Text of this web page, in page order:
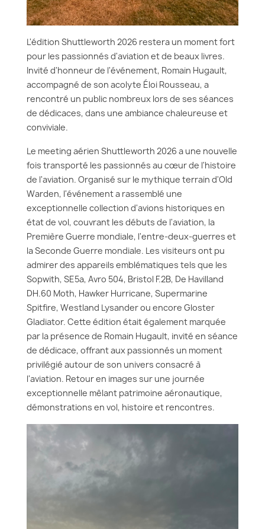
L'édition Shuttleworth 2026 restera un moment fort
pour les passionnés d'aviation et de beaux livres.
Invité d'honneur de l'événement, Romain Hugault,
accompagné de son acolyte Éloi Rousseau, a
rencontré un public nombreux lors de ses séances
de dédicaces, dans une ambiance chaleureuse et
conviviale.
Le meeting aérien Shuttleworth 2026 a une nouvelle
fois transporté les passionnés au cœur de l'histoire
de l'aviation. Organisé sur le mythique terrain d'Old
Warden, l'événement a rassemblé une
exceptionnelle collection d'avions historiques en
état de vol, couvrant les débuts de l'aviation, la
Première Guerre mondiale, l'entre-deux-guerres et
la Seconde Guerre mondiale. Les visiteurs ont pu
admirer des appareils emblématiques tels que les
Sopwith, SE5a, Avro 504, Bristol F.2B, De Havilland
DH.60 Moth, Hawker Hurricane, Supermarine
Spitfire, Westland Lysander ou encore Gloster
Gladiator. Cette édition était également marquée
par la présence de Romain Hugault, invité en séance
de dédicace, offrant aux passionnés un moment
privilégié autour de son univers consacré à
l'aviation. Retour en images sur une journée
exceptionnelle mêlant patrimoine aéronautique,
démonstrations en vol, histoire et rencontres.